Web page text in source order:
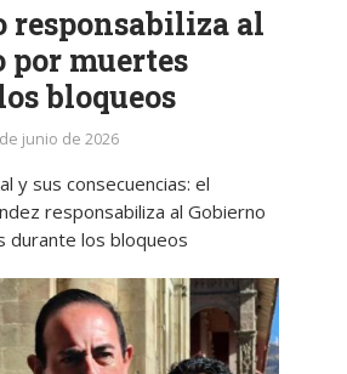
responsabiliza al
por muertes
bloqueos
junio de 2026
y sus consecuencias: el
responsabiliza al Gobierno
durante los bloqueos